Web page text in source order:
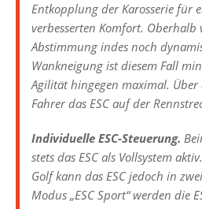
Entkopplung der Karosserie für
verbesserten Komfort. Oberhalb
Abstimmung indes noch
Wankneigung ist diesem Fall
Agilität hingegen maximal. Über
Fahrer das ESC auf der
Individuelle ESC-Steuerung.
stets das ESC als Vollsystem
Golf kann das ESC jedoch in
Modus „ESC Sport“ werden die